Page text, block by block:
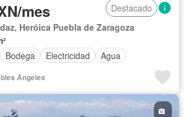
mes
Destacado
Heróica Puebla de Zaragoza
Bodega Electricidad Agua
Ángeles